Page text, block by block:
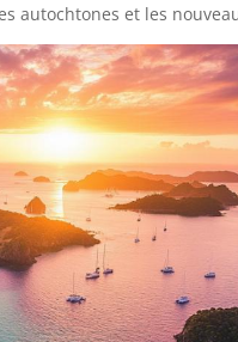
autochtones et les